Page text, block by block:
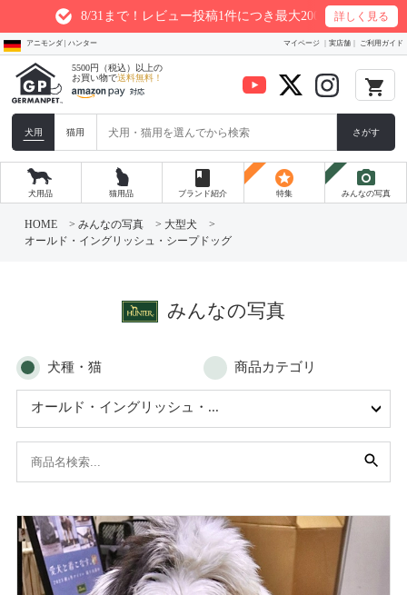
8/31まで！レビュー投稿1件につき最大200ptプレゼント 詳しく見る
アニモンダ | ハンター マイページ 実店舗 ご利用ガイド
5500円（税込）以上の
お買い物で送料無料！ local_grocery_store
犬用 猫用 さがす
犬用品 猫用品
book
ブランド紹介
stars
特集
photo_camera
みんなの写真
HOME > みんなの写真 > 大型犬
>
オールド・イングリッシュ・シープドッグ
みんなの写真
犬種・猫 商品カテゴリ
オールド・イングリッシュ・...